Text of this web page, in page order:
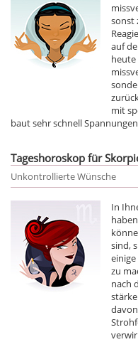
sonst
auf
heute
mit
baut sehr schnell
Tageshoroskop für
Unkontrollierte Wünsche
In
sind,
zu
nach